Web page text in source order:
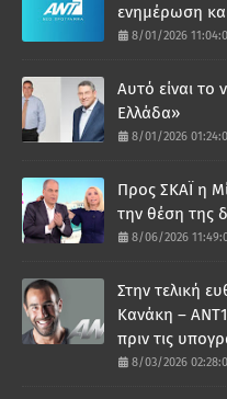
ενημέρωση
8/01/2026
Αυτό είναι
Ελλάδα»
8/01/2026
Προς ΣΚΑΪ η
την θέση της
8/06/2026
Στην τελική
Κανάκη –
πριν τις
8/03/2026